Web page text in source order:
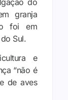
granja
foi em
Sul.
e
“não é
de aves